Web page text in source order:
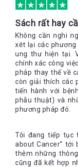
Sách rất hay
Không cần nghi
xét lại các
ung thư hiện tại.
chính xác công
pháp thay thế về
còn giải thích các
tiến hành với
phẫu thuật) và
phương pháp đó.
Tôi đang tiếp tục
about Cancer” tới
thêm những
cũng đã kết hợp